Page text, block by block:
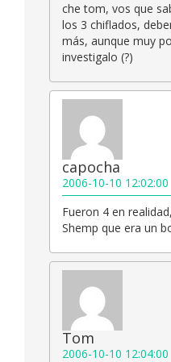
che tom, vos que
los 3 chiflados,
más, aunque muy
investigalo (?)
capocha
2006-10-10 12:02:00
Fueron 4 en
Shemp que era un
Tom
2006-10-10 12:04:00